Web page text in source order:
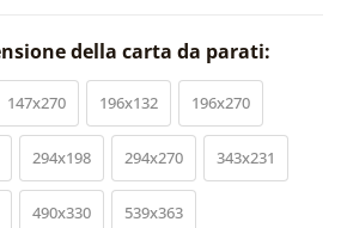
della carta da parati:
147x270 196x132 196x270
294x198 294x270 343x231
490x330 539x363